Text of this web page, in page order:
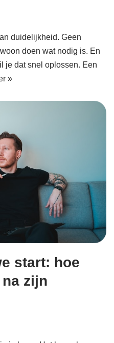
duidelijkheid. Geen
doen wat nodig is. En
je dat snel oplossen. Een
»
start: hoe
zijn